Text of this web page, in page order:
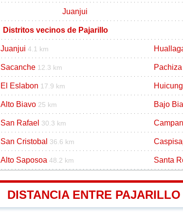
Juanjui
Distritos vecinos de Pajarillo
Juanjui 4.1 km
Sacanche 12.3 km Pachiza
El Eslabon 17.9 km
Alto Biavo 25 km Bajo
San Rafael 30.3 km
San Cristobal 36.6 km
Alto Saposoa 48.2 km Santa
DISTANCIA ENTRE